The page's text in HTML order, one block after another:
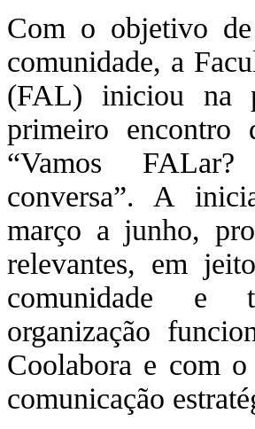
Com o objetivo
comunidade, a
(FAL) iniciou na
primeiro encontro
“Vamos
conversa”. A
março a junho,
relevantes, em
comunidade e
organização
Coolabora e com
comunicação